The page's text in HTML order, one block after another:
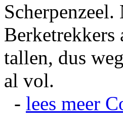
Berketrekkers
tallen, dus
al vol.
- lees meer